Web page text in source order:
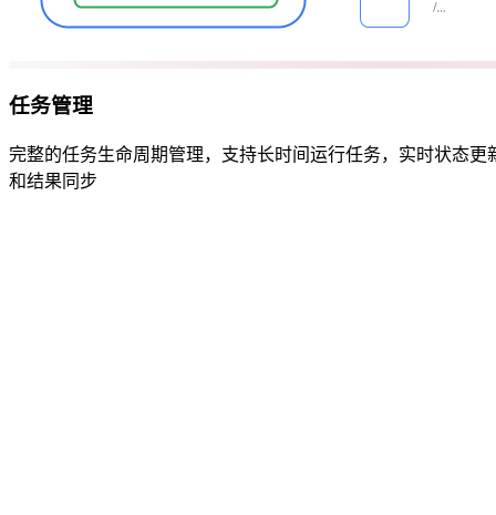
任务管理
完整的任务生命周期管理，支持长时间运行任务，实时状态更
和结果同步